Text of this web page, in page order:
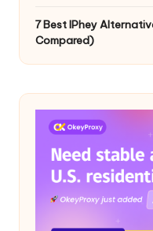
7 Best IPhey
Compared)